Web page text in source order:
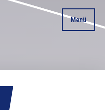
Menü